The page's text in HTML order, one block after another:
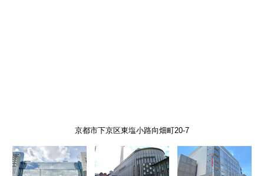
京都市下京区東塩小路向畑町20-7